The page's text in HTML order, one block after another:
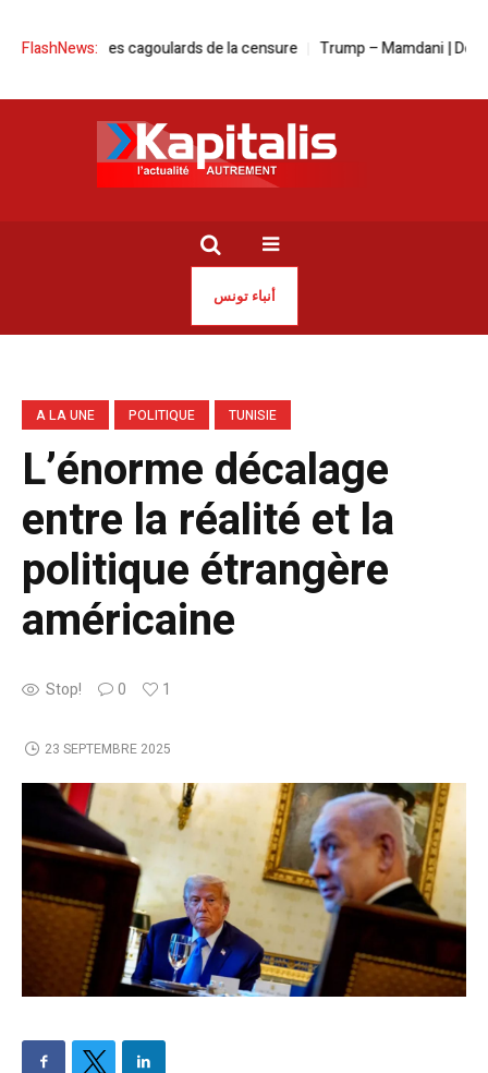
FlashNews:
| Les cagoulards de la censure Trump – Mamdani | Deux visions
أنباء تونس
A LA UNE POLITIQUE TUNISIE
L’énorme décalage
entre la réalité et la
politique étrangère
américaine
Stop! 0 1
23 SEPTEMBRE 2025